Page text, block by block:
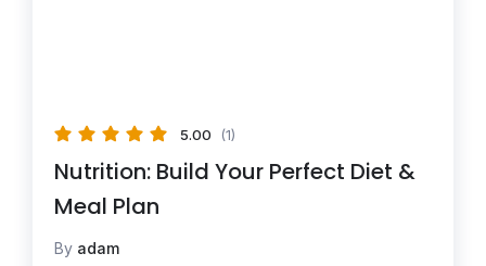
5.00 (1)
Nutrition: Build Your Perfect Diet &
Meal Plan
By adam